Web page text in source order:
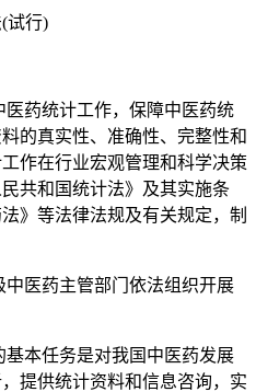
试行)
药统计工作，保障中医药统
的真实性、准确性、完整性和
作在行业宏观管理和科学决策
共和国统计法》及其实施条
》等法律法规及有关规定，制
医药主管部门依法组织开展
本任务是对我国中医药发展
提供统计资料和信息咨询，实